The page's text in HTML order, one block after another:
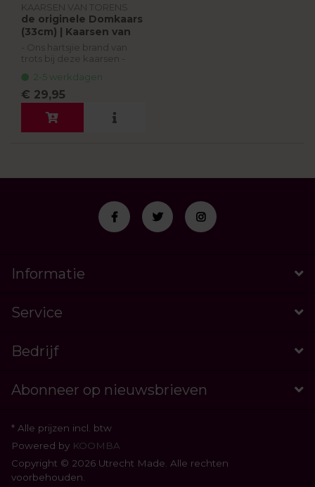
KAARSEN VAN TORENS
de originele Domkaars
(33cm) | Kaarsen van
Torens
- Ons hartsjie brand van
trots bij deze kaarsen -
De originele Domkaarsen
ken je misschien al heel
erg lang. De Domkaars
werd in 1982 bedacht én
2-5 werkdagen
€ 29,95
Informatie
Service
Bedrijf
Abonneer op nieuwsbrieven
* Alle prijzen incl. btw
Powered by KOOMBA
Copyright © 2026 Utrecht Made. Alle rechten
voorbehouden.